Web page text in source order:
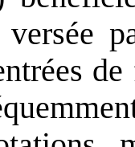
versée